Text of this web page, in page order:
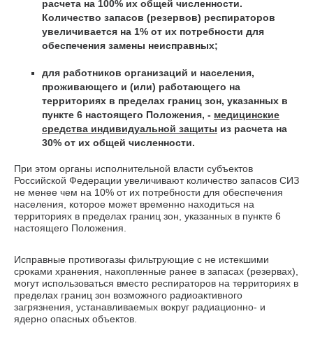
расчета на 100% их общей численности.
Количество запасов (резервов) респираторов
увеличивается на 1% от их потребности для
обеспечения замены неисправных;
для работников организаций и населения,
проживающего и (или) работающего на
территориях в пределах границ зон, указанных в
пункте 6 настоящего Положения, - медицинские
средства индивидуальной защиты из расчета на
30% от их общей численности.
При этом органы исполнительной власти субъектов
Российской Федерации увеличивают количество запасов СИЗ
не менее чем на 10% от их потребности для обеспечения
населения, которое может временно находиться на
территориях в пределах границ зон, указанных в пункте 6
настоящего Положения.
Исправные противогазы фильтрующие с не истекшими
сроками хранения, накопленные ранее в запасах (резервах),
могут использоваться вместо респираторов на территориях в
пределах границ зон возможного радиоактивного
загрязнения, устанавливаемых вокруг радиационно- и
ядерно опасных объектов.